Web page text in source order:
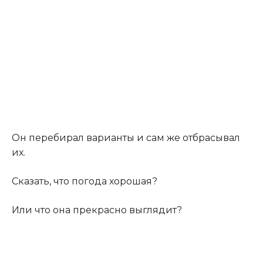
Он перебирал варианты и сам же отбрасывал
их.
Сказать, что погода хорошая?
Или что она прекрасно выглядит?